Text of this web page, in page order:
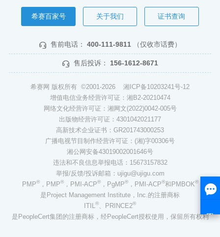
希赛百家号 关于我们 证书查询
售前电话： 400-111-9811 （仅收市话费）
售后投诉： 156-1612-8671
希赛网 版权所有 ©2001-2026 湘ICP备10203241号-12
增值电信业务经营许可证：湘B2-20210474
网络文化经营许可证：湘网文(2022)0042-005号
出版物经营许可证：4301042021177
高新技术企业证书：GR201743000253
广播电视节目制作经营许可证：(湘)字00306号
湘公网安备43019002001646号
违法和不良信息举报电话：15673157832
举报/反馈/投诉邮箱：ujigu@ujigu.com
PMP®，PMP®，PMI-ACP®，PgMP®，PMI-ACP®和PMBOK®
是Project Management Institute，Inc.的注册商标
ITIL®、PRINCE2®
是PeopleCert集团的注册商标，经PeopleCert授权使用，保留所有权利